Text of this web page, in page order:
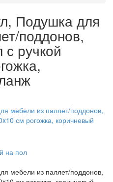
Подушка для
поддонов,
ручкой